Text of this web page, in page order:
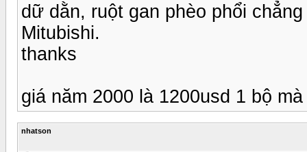
dữ dằn, ruột gan phèo phổi
Mitubishi.
thanks
giá năm 2000 là 1200usd 1 bộ mà
nhatson